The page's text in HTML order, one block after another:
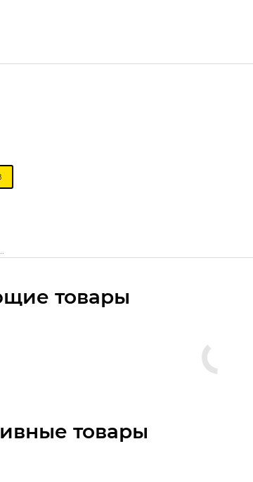
товары
товары